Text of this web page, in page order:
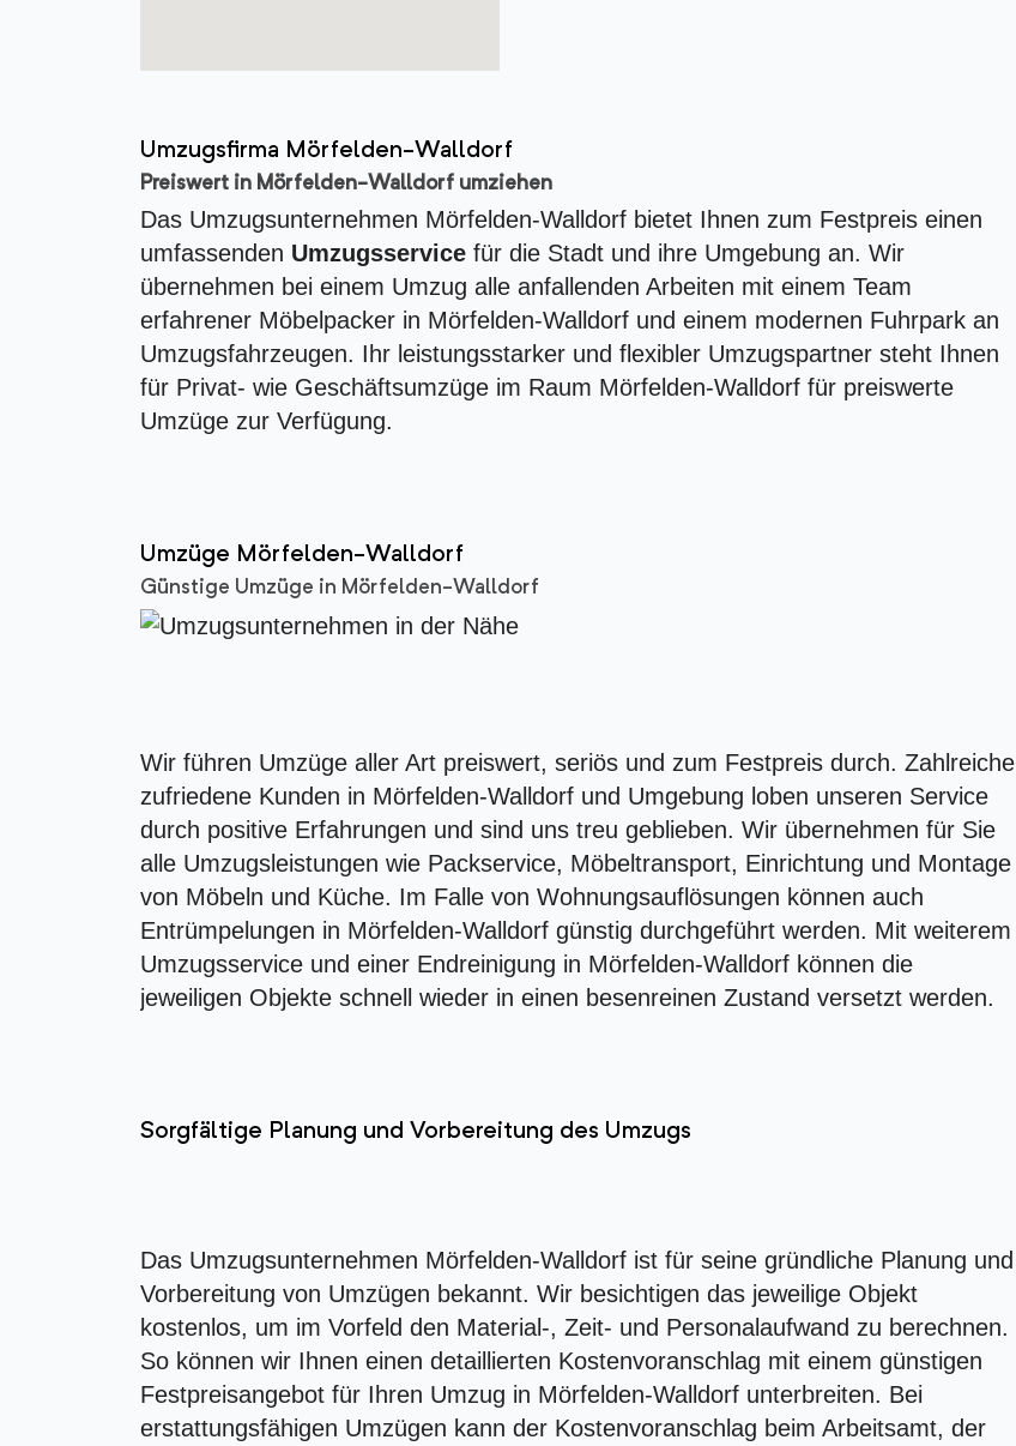
Umzugsfirma Mörfelden-Walldorf
Preiswert in Mörfelden-Walldorf umziehen
Das Umzugsunternehmen Mörfelden-Walldorf bietet Ihnen zum Festpreis einen
umfassenden Umzugsservice für die Stadt und ihre Umgebung an. Wir
übernehmen bei einem Umzug alle anfallenden Arbeiten mit einem Team
erfahrener Möbelpacker in Mörfelden-Walldorf und einem modernen Fuhrpark an
Umzugsfahrzeugen. Ihr leistungsstarker und flexibler Umzugspartner steht Ihnen
für Privat- wie Geschäftsumzüge im Raum Mörfelden-Walldorf für preiswerte
Umzüge zur Verfügung.
Umzüge Mörfelden-Walldorf
Günstige Umzüge in Mörfelden-Walldorf
Wir führen Umzüge aller Art preiswert, seriös und zum Festpreis durch. Zahlreiche
zufriedene Kunden in Mörfelden-Walldorf und Umgebung loben unseren Service
durch positive Erfahrungen und sind uns treu geblieben. Wir übernehmen für Sie
alle Umzugsleistungen wie Packservice, Möbeltransport, Einrichtung und Montage
von Möbeln und Küche. Im Falle von Wohnungsauflösungen können auch
Entrümpelungen in Mörfelden-Walldorf günstig durchgeführt werden. Mit weiterem
Umzugsservice und einer Endreinigung in Mörfelden-Walldorf können die
jeweiligen Objekte schnell wieder in einen besenreinen Zustand versetzt werden.
Sorgfältige Planung und Vorbereitung des Umzugs
Das Umzugsunternehmen Mörfelden-Walldorf ist für seine gründliche Planung und
Vorbereitung von Umzügen bekannt. Wir besichtigen das jeweilige Objekt
kostenlos, um im Vorfeld den Material-, Zeit- und Personalaufwand zu berechnen.
So können wir Ihnen einen detaillierten Kostenvoranschlag mit einem günstigen
Festpreisangebot für Ihren Umzug in Mörfelden-Walldorf unterbreiten. Bei
erstattungsfähigen Umzügen kann der Kostenvoranschlag beim Arbeitsamt, der